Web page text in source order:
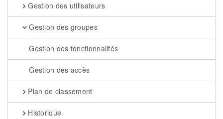
Gestion des utilisateurs
Gestion des groupes
Gestion des fonctionnalités
Gestion des accès
Plan de classement
Historique